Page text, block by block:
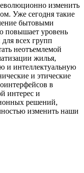
изменить
Уже сегодня такие
бытовыми
повышает уровень
всех групп
неотъемлемой
жилья,
и интеллектуальную
и этические
в
интерес и
решений,
изменить наши